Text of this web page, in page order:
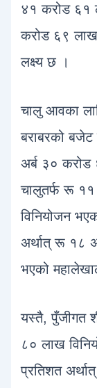
४१ करोड ६१
करोड ६९
लक्ष्य छ ।
चालु आवका
बराबरको बजेट
अर्ब ३० करोड
चालुतर्फ रू
विनियोजन
अर्थात् रू १८
भएको
यस्तै, पुँजीगत
८० लाख
प्रतिशत